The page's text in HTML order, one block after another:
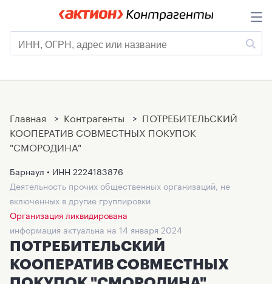
Главная > Контрагенты > ПОТРЕБИТЕЛЬСКИЙ
КООПЕРАТИВ СОВМЕСТНЫХ ПОКУПОК
"СМОРОДИНА"
Барнаул • ИНН 2224183876
Деятельность прочих общественных организаций, не
включенных в другие группировки
Организация ликвидирована
информация актуальна на 14 января 2024
ПОТРЕБИТЕЛЬСКИЙ
КООПЕРАТИВ СОВМЕСТНЫХ